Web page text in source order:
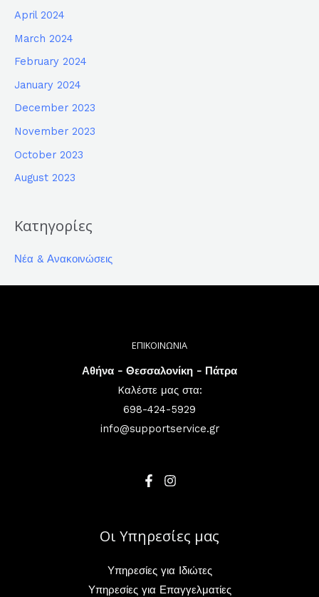
April 2024
March 2024
February 2024
January 2024
December 2023
November 2023
October 2023
August 2023
Κατηγορίες
Νέα & Ανακοινώσεις
ΕΠΙΚΟΙΝΩΝΙΑ
Αθήνα - Θεσσαλονίκη - Πάτρα
Kαλέστε μας στα:
698-424-5929
info@supportservice.gr
Οι Υπηρεσίες μας
Υπηρεσίες για Ιδιώτες
Υπηρεσίες για Επαγγελματίες